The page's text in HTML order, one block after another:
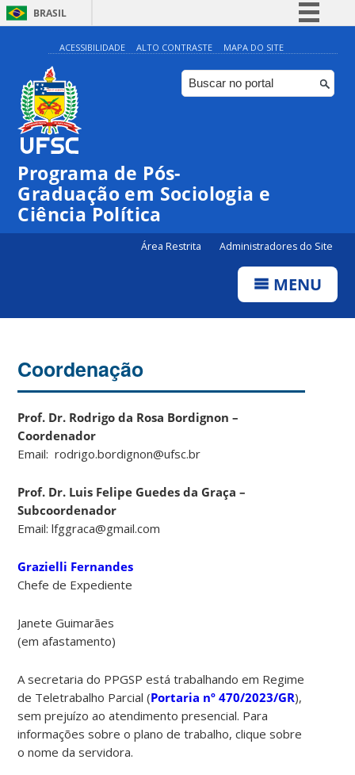
BRASIL
Simplifique!
Comunica BR
Participe
ACESSIBILIDADE ALTO CONTRASTE MAPA DO SITE
Programa de Pós-
Graduação em Sociologia e
Ciência Política
Área Restrita Administradores do Site
MENU
Coordenação
Prof. Dr. Rodrigo da Rosa Bordignon –
Coordenador
Email: rodrigo.bordignon@ufsc.br
Prof. Dr. Luis Felipe Guedes da Graça –
Subcoordenador
Email: lfggraca@gmail.com
Grazielli Fernandes
Chefe de Expediente
Janete Guimarães
(em afastamento)
A secretaria do PPGSP está trabalhando em Regime
de Teletrabalho Parcial (Portaria nº 470/2023/GR),
sem prejuízo ao atendimento presencial. Para
informações sobre o plano de trabalho, clique sobre
o nome da servidora.